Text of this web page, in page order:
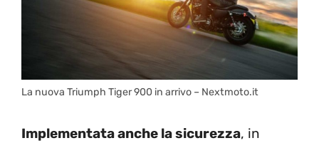
La nuova Triumph Tiger 900 in arrivo – Nextmoto.it
Implementata anche la sicurezza, in